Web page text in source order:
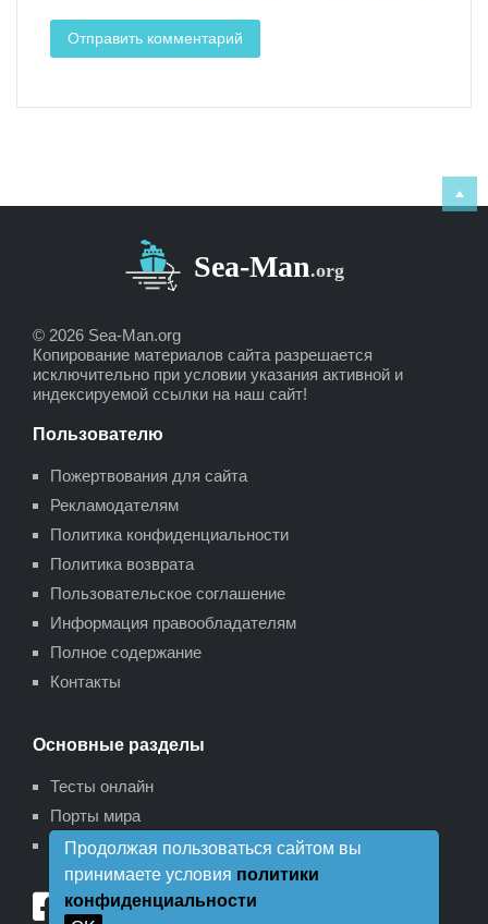
© 2026 Sea-Man.org
Копирование материалов сайта разрешается
исключительно при условии указания активной и
индексируемой ссылки на наш сайт!
Пользователю
Пожертвования для сайта
Рекламодателям
Политика конфиденциальности
Политика возврата
Пользовательское соглашение
Информация правообладателям
Полное содержание
Контакты
Основные разделы
Тесты онлайн
Порты мира
Карта сайта
Продолжая пользоваться сайтом вы
принимаете условия политики
конфиденциальности